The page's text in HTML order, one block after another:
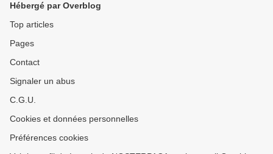
Hébergé par Overblog
Top articles
Pages
Contact
Signaler un abus
C.G.U.
Cookies et données personnelles
Préférences cookies